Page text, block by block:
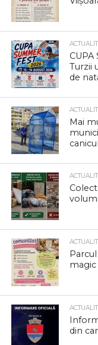
CUPA
Turzii
de
Mai
magic
din